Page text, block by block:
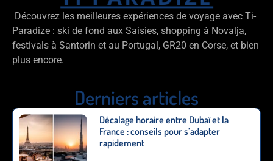
Découvrez les meilleures expériences de voyage avec Ti-
Paradize : ski de fond aux Saisies, shopping à Novalja,
festivals à Santorin et au Portugal, GR20 en Corse, et bien
plus encore.
Derniers articles
Décalage horaire entre Dubaï et la
France : conseils pour s’adapter
rapidement